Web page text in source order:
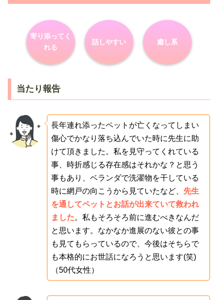
寄り添ってく
れる
話しやすい 癒し系
当たり報告
長年連れ添ったペットが亡くなってしまい
傷心でかなり落ち込んでいた時に先生に助
けて頂きました。私を見守ってくれている
事、時折感じる存在感はそれかな？と思う
事もあり、ベランダで洗濯物を干している
時に網戸の向こうから見ていたなど、 先生
を通してペットとお話が出来ていて救われ
ました。私もそろそろ前に進むべきなんだ
と思います。なかなか進展のない彼との事
も見てもらっているので、今後はそちらで
も本格的にお世話になろうと思います(笑)
（50代女性）